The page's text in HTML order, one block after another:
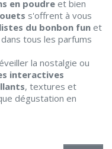
en poudreet bien
s'offrent à vous
du bonbon funet
tous les parfums
la nostalgie ou
interactives
, textures et
dégustation en